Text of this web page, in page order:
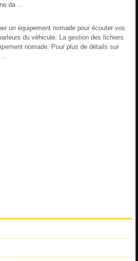
da ...
un équipement nomade pour écouter vos
du véhicule. La gestion des fichiers
nomade. Pour plus de détails sur